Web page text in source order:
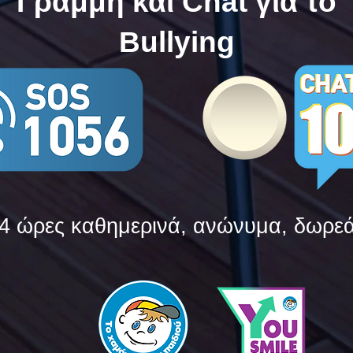
Bullying
ώρες καθημερινά, ανώνυμα,